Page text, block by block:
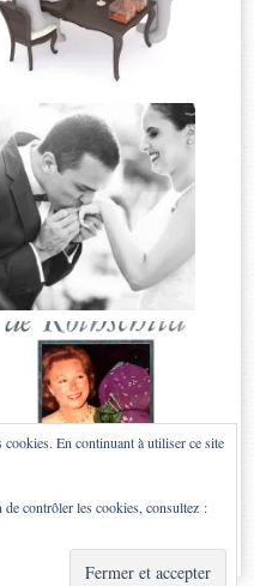
En continuant à utiliser ce site
contrôler les cookies, consultez :